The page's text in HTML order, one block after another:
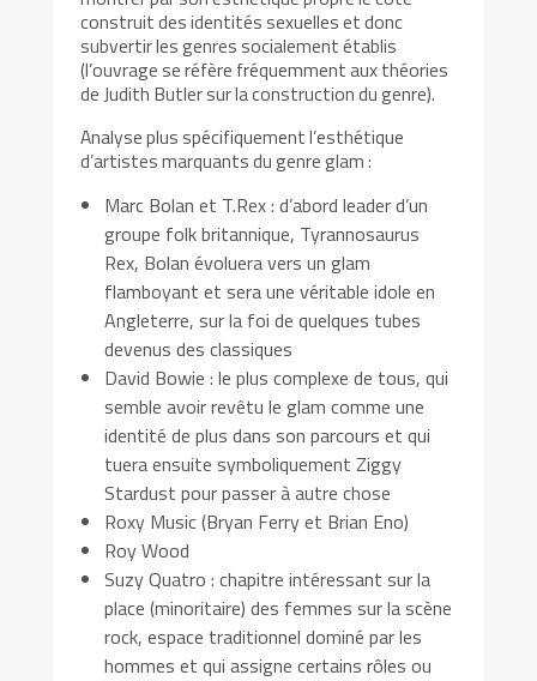
construit des identités sexuelles et donc
subvertir les genres socialement établis
(l’ouvrage se réfère fréquemment aux théories
de Judith Butler sur la construction du genre).
Analyse plus spécifiquement l’esthétique
d’artistes marquants du genre glam :
Marc Bolan et T.Rex : d’abord leader d’un
groupe folk britannique, Tyrannosaurus
Rex, Bolan évoluera vers un glam
flamboyant et sera une véritable idole en
Angleterre, sur la foi de quelques tubes
devenus des classiques
David Bowie : le plus complexe de tous, qui
semble avoir revêtu le glam comme une
identité de plus dans son parcours et qui
tuera ensuite symboliquement Ziggy
Stardust pour passer à autre chose
Roxy Music (Bryan Ferry et Brian Eno)
Roy Wood
Suzy Quatro : chapitre intéressant sur la
place (minoritaire) des femmes sur la scène
rock, espace traditionnel dominé par les
hommes et qui assigne certains rôles ou